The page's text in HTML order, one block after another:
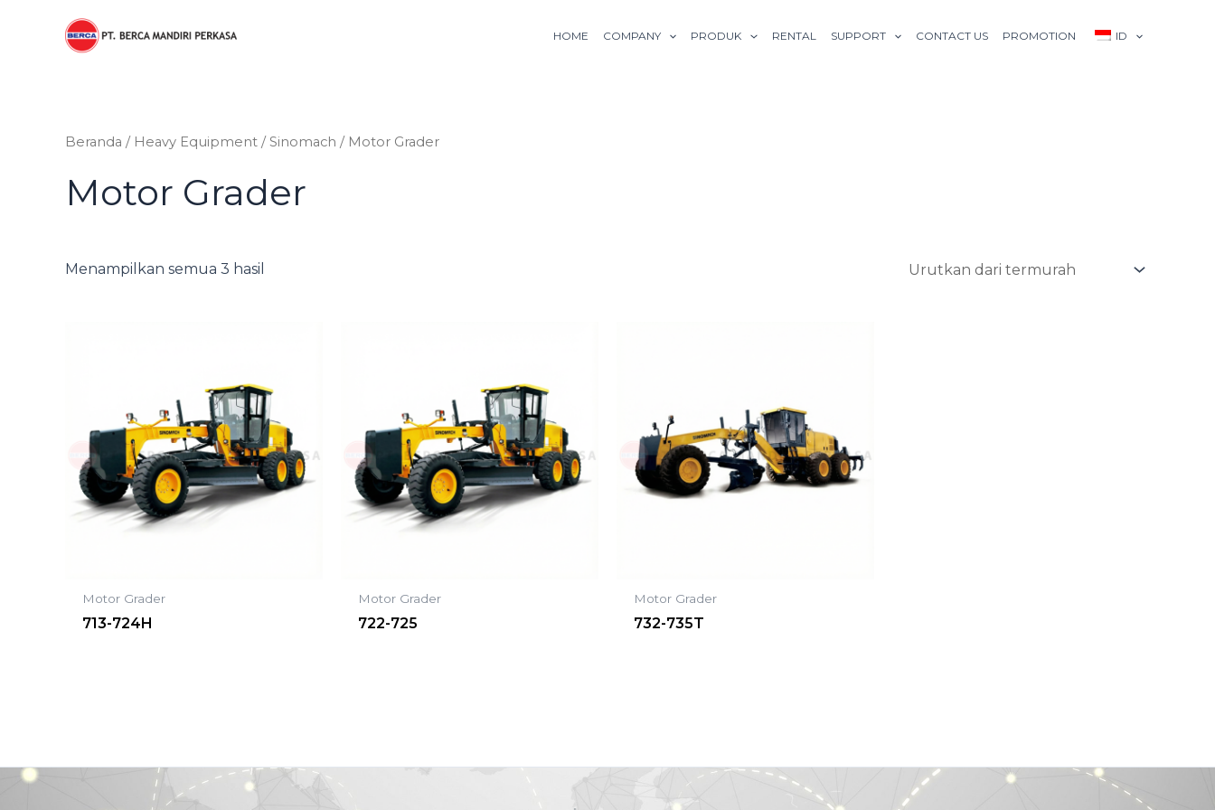
HOME COMPANY PRODUK RENTAL SUPPORT CONTACT US PROMOTION ID
Beranda / Heavy Equipment /Sinomach / Motor Grader
Motor Grader
Menampilkan semua 3 hasil
Motor Grader
713-724H
Motor Grader
722-725
Motor Grader
732-735T